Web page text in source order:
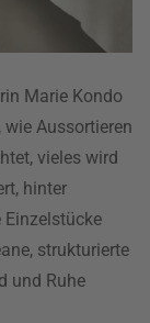
Marie Kondo
Aussortieren
vieles wird
hinter
Einzelstücke
strukturierte
und Ruhe